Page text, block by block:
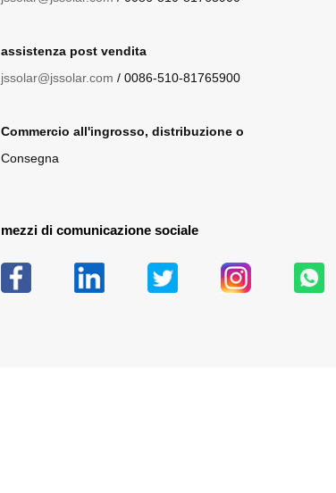
assistenza post vendita
jssolar@jssolar.com / 0086-510-81765900
Commercio all'ingrosso, distribuzione o
Consegna
mezzi di comunicazione sociale